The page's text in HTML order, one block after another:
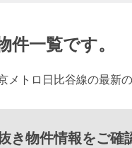
一覧です。
メトロ日比谷線の最新
き物件情報をご確